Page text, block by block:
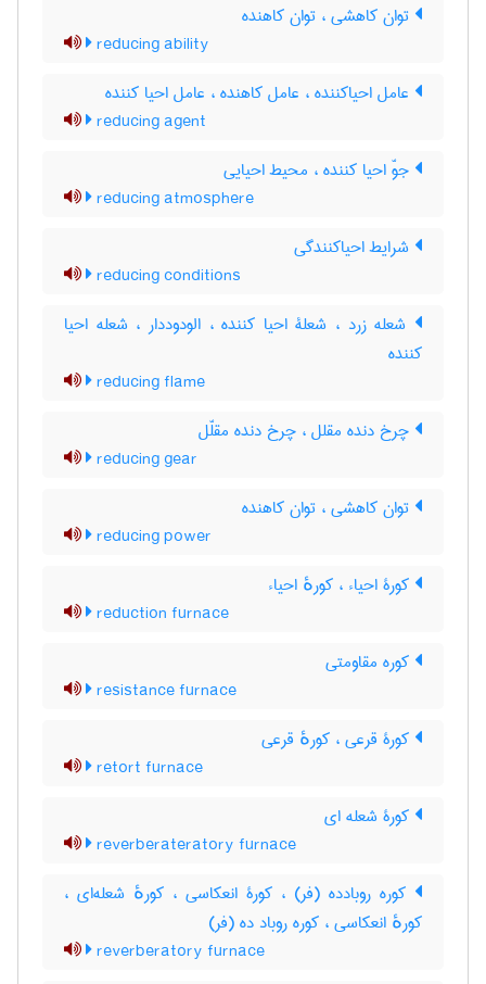
توان کاهشی ، توان کاهنده
reducing ability
عامل احیاکننده ، عامل کاهنده ، عامل احیا کننده
reducing agent
جوّ احیا کننده ، محیط احیایی
reducing atmosphere
شرایط احیاکنندگی
reducing conditions
شعله زرد ، شعلۀ احیا کننده ، الودوددار ، شعله احیا
کننده
reducing flame
چرخ دنده مقلل ، چرخ دنده مقلّل
reducing gear
توان کاهشی ، توان کاهنده
reducing power
کورۀ احیاء ، کورهٔ احیاء
reduction furnace
کوره مقاومتی
resistance furnace
کورۀ قرعی ، کورهٔ قرعی
retort furnace
کورۀ شعله ای
reverberateratory furnace
کوره روبادده (فر) ، کورۀ انعکاسی ، کورهٔ شعله‌ای ،
کورهٔ انعکاسی ، کوره روباد ده (فر)
reverberatory furnace